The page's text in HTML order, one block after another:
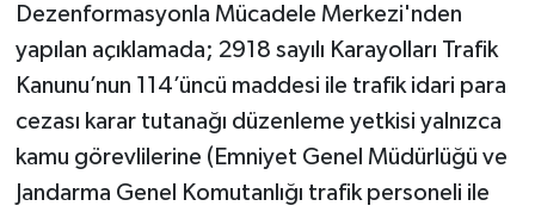
Dezenformasyonla Mücadele Merkezi'nden
yapılan açıklamada; 2918 sayılı Karayolları Trafik
Kanunu’nun 114’üncü maddesi ile trafik idari para
cezası karar tutanağı düzenleme yetkisi yalnızca
kamu görevlilerine (Emniyet Genel Müdürlüğü ve
Jandarma Genel Komutanlığı trafik personeli ile